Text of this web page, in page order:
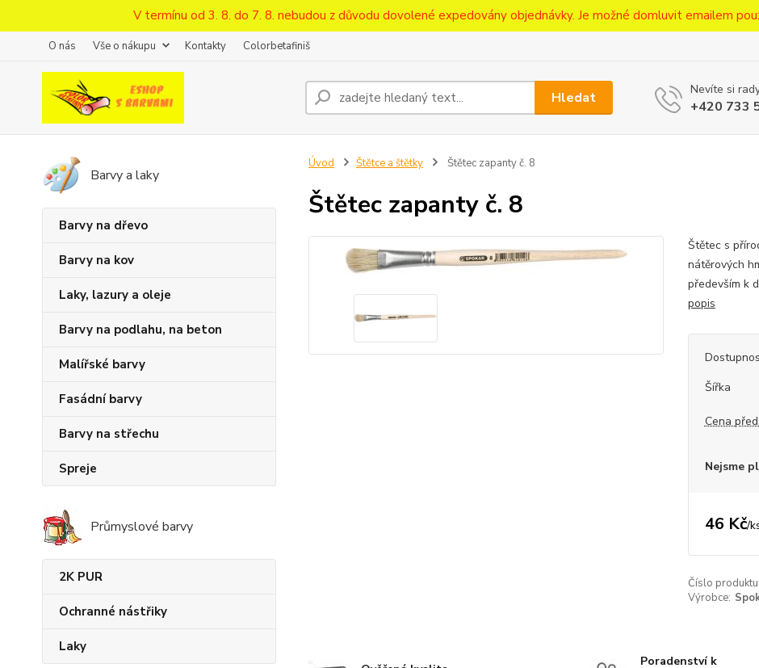
V termínu od 3. 8. do 7. 8. nebudou z důvodu dovolené expedovány objednávky. Je možné domluvit emailem
O nás Vše o nákupu Kontakty Colorbetafiniš
Hledat Nevíte si
+420 733
Barvy a laky
Barvy na dřevo
Barvy na kov
Laky, lazury a oleje
Barvy na podlahu, na beton
Malířské barvy
Fasádní barvy
Barvy na střechu
Spreje
Průmyslové barvy
2K PUR
Ochranné nástřiky
Laky
Úvod Štětce a štětky Štětec zapanty č. 8
Štětec zapanty č. 8
Štětec s
nátěrových
především k
popis
Šířka
Cena
Nejsme
46 Kč/
Číslo produktu:
Výrobce:
Poradenství k